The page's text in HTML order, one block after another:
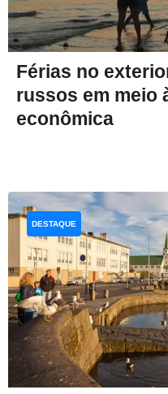
Férias no
russos em meio
econômica
DESTAQUE